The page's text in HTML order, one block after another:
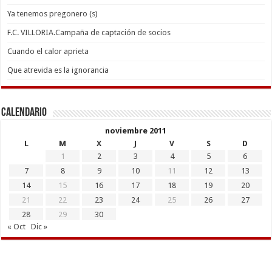
Ya tenemos pregonero (s)
F.C. VILLORIA.Campaña de captación de socios
Cuando el calor aprieta
Que atrevida es la ignorancia
Calendario
noviembre 2011
L
M X J V S
D
1
2 3 4 5
6
7
8 9 10 11 12
13
14
15 16 17 18 19
20
21
22 23 24 25 26
27
28
29
30
« Oct
Dic »